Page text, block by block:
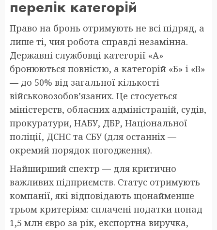
перелік категорій
Право на бронь отримують не всі підряд, а
лише ті, чия робота справді незамінна.
Державні службовці категорії «А»
бронюються повністю, а категорій «Б» і «В»
— до 50% від загальної кількості
військовозобов’язаних. Це стосується
міністерств, обласних адміністрацій, судів,
прокуратури, НАБУ, ДБР, Національної
поліції, ДСНС та СБУ (для останніх —
окремий порядок погодження).
Найширший спектр — для критично
важливих підприємств. Статус отримують
компанії, які відповідають щонайменше
трьом критеріям: сплачені податки понад
1,5 млн євро за рік, експортна виручка,